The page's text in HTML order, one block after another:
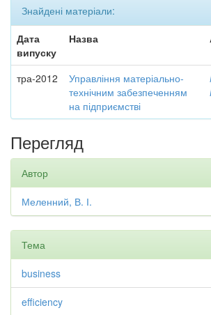
Знайдені матеріали:
Дата
випуску
Назва
тра-2012
Управління матеріально-
технічним забезпеченням
на підприємстві
Перегляд
Автор
Меленний, В. І.
Тема
business
efficiency